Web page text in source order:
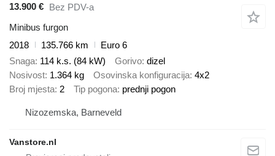
13.900 € Bez PDV-a
Minibus furgon
2018
135.766 km
Euro 6
Snaga 114 k.s. (84 kW) Gorivo dizel
Nosivost 1.364 kg Osovinska konfiguracija 4x2
Broj mjesta 2 Tip pogona prednji pogon
Nizozemska, Barneveld
Vanstore.nl